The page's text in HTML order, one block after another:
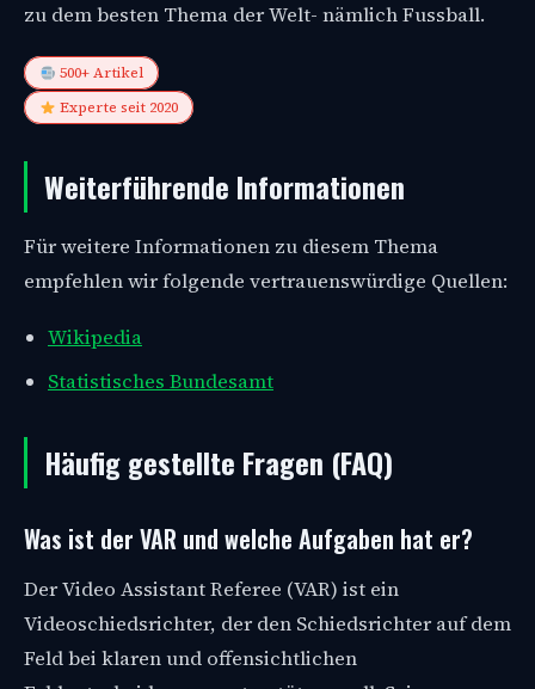
zu dem besten Thema der Welt- nämlich Fussball.
500+ Artikel
Experte seit 2020
Weiterführende Informationen
Für weitere Informationen zu diesem Thema
empfehlen wir folgende vertrauenswürdige Quellen:
Wikipedia
Statistisches Bundesamt
Häufig gestellte Fragen (FAQ)
Was ist der VAR und welche Aufgaben hat er?
Der Video Assistant Referee (VAR) ist ein
Videoschiedsrichter, der den Schiedsrichter auf dem
Feld bei klaren und offensichtlichen